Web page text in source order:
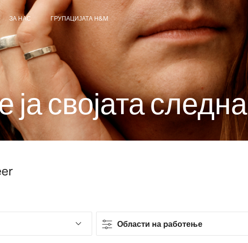
и
ЗА НАС
Кои сме ние
Одржливост
Инклузија и различност
ГРУПАЦИЈАТА H&M
Истражи ја групацијата
јасвојатаследна
Области на работење